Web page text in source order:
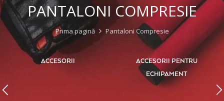
PANTALONI COMPRESIE
Prima pagină Pantaloni Compresie
ACCESORII
ACCESORII PENTRU
ECHIPAMENT